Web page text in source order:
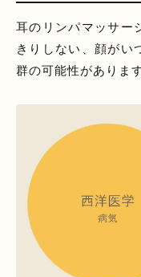
耳のリンパマッサー
きりしない、顔がい
群の可能性があります